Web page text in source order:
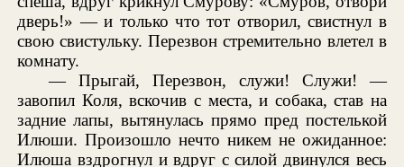
дверь!» — и только что тот отворил, свистнул в
свою свистульку. Перезвон стремительно влетел в
комнату.
— Прыгай, Перезвон, служи! Служи! —
завопил Коля, вскочив с места, и собака, став на
задние лапы, вытянулась прямо пред постелькой
Илюши. Произошло нечто никем не ожиданное:
Илюша вздрогнул и вдруг с силой двинулся весь